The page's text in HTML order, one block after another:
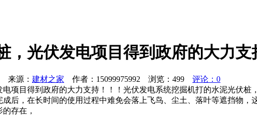
，光伏发电项目得到政府的大力支
来源： 建材之家 作者：15099975992 浏览： 499
评论：0
项目得到政府的大力支持！！！光伏发电系统挖掘机打的水泥光伏
后，在长时间的使用过程中难免会落上飞鸟、尘土、落叶等遮挡物
存在，